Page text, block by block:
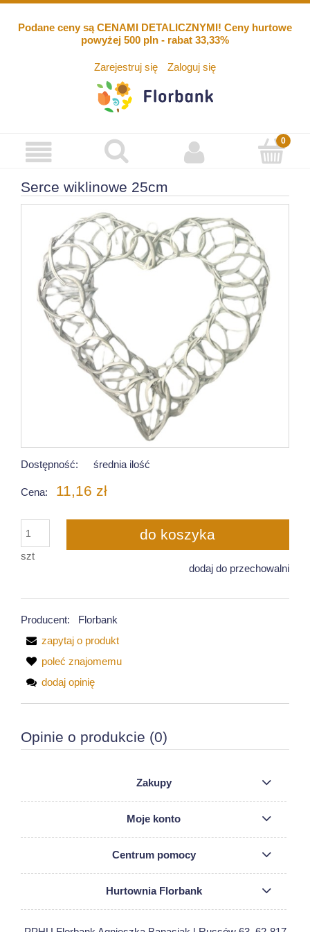
Podane ceny są CENAMI DETALICZNYMI! Ceny hurtowe
powyżej 500 pln - rabat 33,33%
Zarejestruj się Zaloguj się
Serce wiklinowe 25cm
Dostępność: średnia ilość
Cena: 11,16 zł
szt
do koszyka
dodaj do przechowalni
Producent:
Florbank
zapytaj o produkt
poleć znajomemu
dodaj opinię
Opinie o produkcie (0)
Zakupy
Moje konto
Centrum pomocy
Hurtownia Florbank